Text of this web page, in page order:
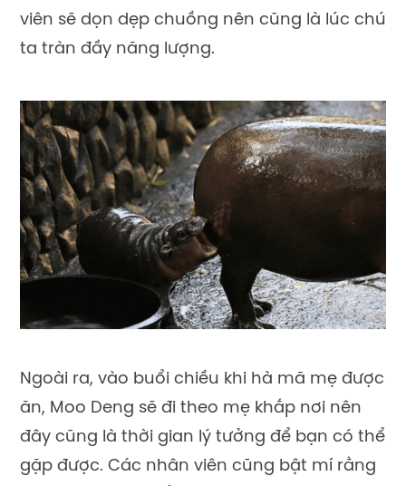
viên sẽ dọn dẹp chuồng nên cũng là lúc chú
ta tràn đầy năng lượng.
Ngoài ra, vào buổi chiều khi hà mã mẹ được
ăn, Moo Deng sẽ đi theo mẹ khắp nơi nên
đây cũng là thời gian lý tưởng để bạn có thể
gặp được. Các nhân viên cũng bật mí rằng